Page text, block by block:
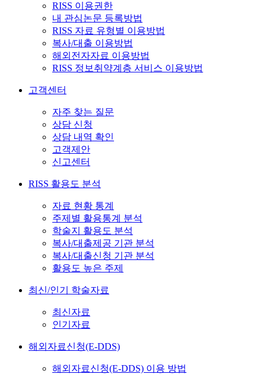
RISS 이용권한
내 관심논문 등록방법
RISS 자료 유형별 이용방법
복사/대출 이용방법
해외전자자료 이용방법
RISS 정보취약계층 서비스 이용방법
고객센터
자주 찾는 질문
상담 신청
상담 내역 확인
고객제안
신고센터
RISS 활용도 분석
자료 현황 통계
주제별 활용통계 분석
학술지 활용도 분석
복사/대출제공 기관 분석
복사/대출신청 기관 분석
활용도 높은 주제
최신/인기 학술자료
최신자료
인기자료
해외자료신청(E-DDS)
해외자료신청(E-DDS) 이용 방법